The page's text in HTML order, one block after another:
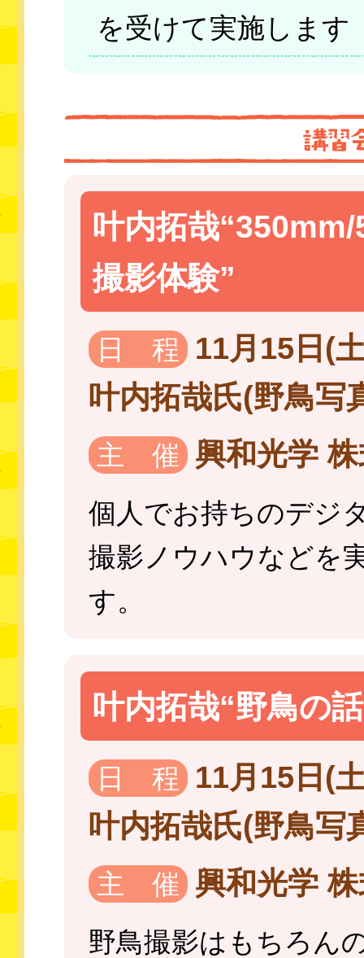
を受けて実施します
叶内拓哉
撮影体験”
日 程
11月15日(
叶内拓哉氏(野鳥写
主 催 興和光学
個人でお持ちのデジ
撮影ノウハウなどを
す。
叶内拓哉“野鳥の
日 程
11月15日(
叶内拓哉氏(野鳥写
主 催 興和光学
野鳥撮影はもちろん